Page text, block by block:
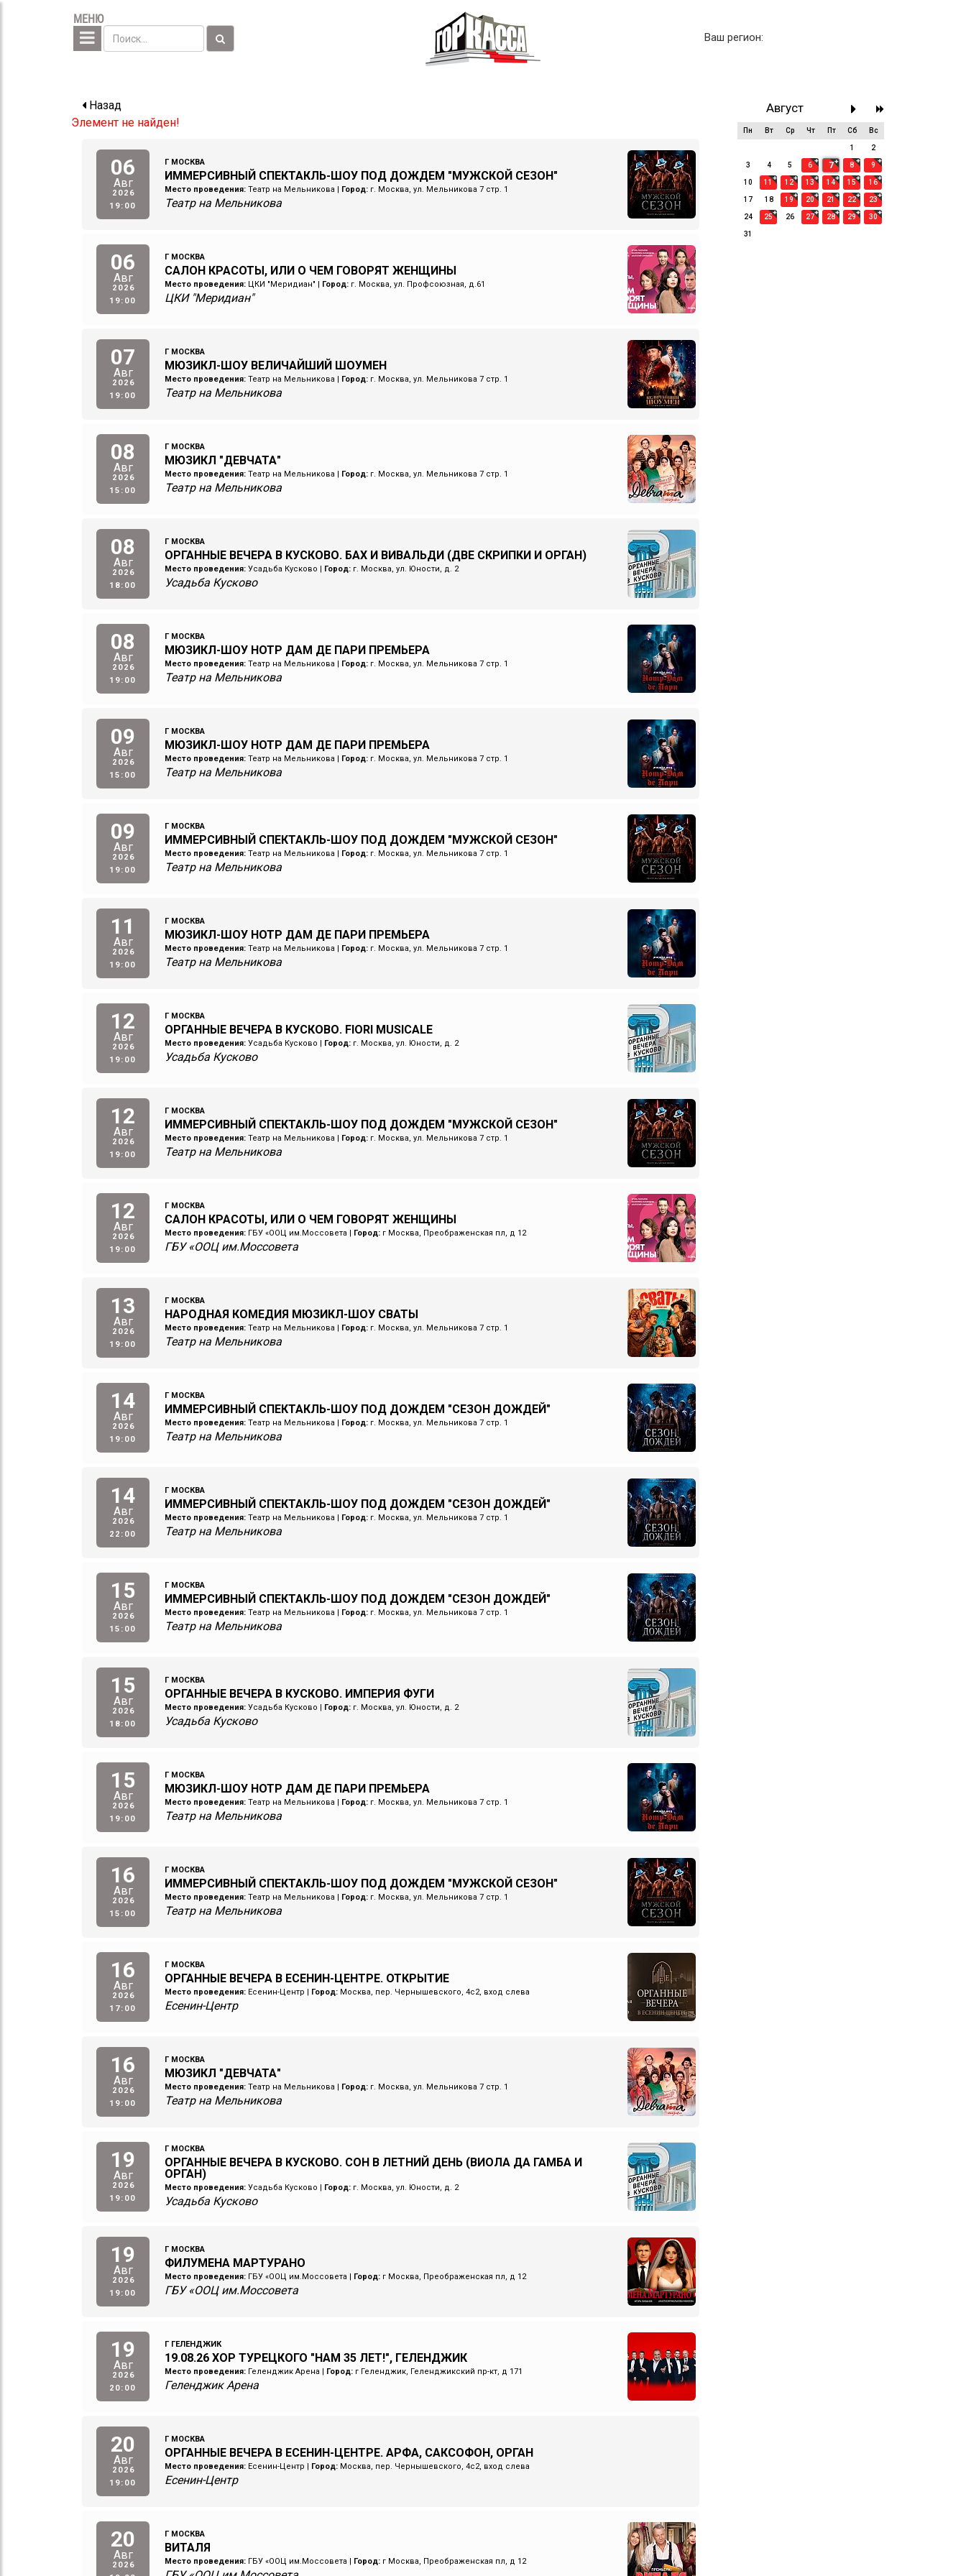
МЕНЮ
Ваш регион:
Август
Пн Вт Ср Чт Пт Сб Вс
1 2
3 4 5 6 7 8 9
10 11 12 13 14 15 16
17 18 19 20 21 22 23
24 25 26 27 28 29 30
31
Назад
Элемент не найден!
06
Авг
2026
19:00
Г МОСКВА
ИММЕРСИВНЫЙ СПЕКТАКЛЬ-ШОУ ПОД ДОЖДЕМ "МУЖСКОЙ СЕЗОН"
Место проведения:Театр на Мельникова | Город:г. Москва, ул. Мельникова 7 стр. 1
Театр на Мельникова
06
Авг
2026
19:00
Г МОСКВА
САЛОН КРАСОТЫ, ИЛИ О ЧЕМ ГОВОРЯТ ЖЕНЩИНЫ
Место проведения:ЦКИ "Меридиан" | Город:г. Москва, ул. Профсоюзная, д.61
ЦКИ "Меридиан"
07
Авг
2026
19:00
Г МОСКВА
МЮЗИКЛ-ШОУ ВЕЛИЧАЙШИЙ ШОУМЕН
Место проведения:Театр на Мельникова | Город:г. Москва, ул. Мельникова 7 стр. 1
Театр на Мельникова
08
Авг
2026
15:00
Г МОСКВА
МЮЗИКЛ "ДЕВЧАТА"
Место проведения:Театр на Мельникова | Город:г. Москва, ул. Мельникова 7 стр. 1
Театр на Мельникова
08
Авг
2026
18:00
Г МОСКВА
ОРГАННЫЕ ВЕЧЕРА В КУСКОВО. БАХ И ВИВАЛЬДИ (ДВЕ СКРИПКИ И ОРГАН)
Место проведения:Усадьба Кусково | Город:г. Москва, ул. Юности, д. 2
Усадьба Кусково
08
Авг
2026
19:00
Г МОСКВА
МЮЗИКЛ-ШОУ НОТР ДАМ ДЕ ПАРИ ПРЕМЬЕРА
Место проведения:Театр на Мельникова | Город:г. Москва, ул. Мельникова 7 стр. 1
Театр на Мельникова
09
Авг
2026
15:00
Г МОСКВА
МЮЗИКЛ-ШОУ НОТР ДАМ ДЕ ПАРИ ПРЕМЬЕРА
Место проведения:Театр на Мельникова | Город:г. Москва, ул. Мельникова 7 стр. 1
Театр на Мельникова
09
Авг
2026
19:00
Г МОСКВА
ИММЕРСИВНЫЙ СПЕКТАКЛЬ-ШОУ ПОД ДОЖДЕМ "МУЖСКОЙ СЕЗОН"
Место проведения:Театр на Мельникова | Город:г. Москва, ул. Мельникова 7 стр. 1
Театр на Мельникова
11
Авг
2026
19:00
Г МОСКВА
МЮЗИКЛ-ШОУ НОТР ДАМ ДЕ ПАРИ ПРЕМЬЕРА
Место проведения:Театр на Мельникова | Город:г. Москва, ул. Мельникова 7 стр. 1
Театр на Мельникова
12
Авг
2026
19:00
Г МОСКВА
ОРГАННЫЕ ВЕЧЕРА В КУСКОВО. FIORI MUSICALE
Место проведения:Усадьба Кусково | Город:г. Москва, ул. Юности, д. 2
Усадьба Кусково
12
Авг
2026
19:00
Г МОСКВА
ИММЕРСИВНЫЙ СПЕКТАКЛЬ-ШОУ ПОД ДОЖДЕМ "МУЖСКОЙ СЕЗОН"
Место проведения:Театр на Мельникова | Город:г. Москва, ул. Мельникова 7 стр. 1
Театр на Мельникова
12
Авг
2026
19:00
Г МОСКВА
САЛОН КРАСОТЫ, ИЛИ О ЧЕМ ГОВОРЯТ ЖЕНЩИНЫ
Место проведения:ГБУ «ООЦ им.Моссовета | Город:г Москва, Преображенская пл, д 12
ГБУ «ООЦ им.Моссовета
13
Авг
2026
19:00
Г МОСКВА
НАРОДНАЯ КОМЕДИЯ МЮЗИКЛ-ШОУ СВАТЫ
Место проведения:Театр на Мельникова | Город:г. Москва, ул. Мельникова 7 стр. 1
Театр на Мельникова
14
Авг
2026
19:00
Г МОСКВА
ИММЕРСИВНЫЙ СПЕКТАКЛЬ-ШОУ ПОД ДОЖДЕМ "СЕЗОН ДОЖДЕЙ"
Место проведения:Театр на Мельникова | Город:г. Москва, ул. Мельникова 7 стр. 1
Театр на Мельникова
14
Авг
2026
22:00
Г МОСКВА
ИММЕРСИВНЫЙ СПЕКТАКЛЬ-ШОУ ПОД ДОЖДЕМ "СЕЗОН ДОЖДЕЙ"
Место проведения:Театр на Мельникова | Город:г. Москва, ул. Мельникова 7 стр. 1
Театр на Мельникова
15
Авг
2026
15:00
Г МОСКВА
ИММЕРСИВНЫЙ СПЕКТАКЛЬ-ШОУ ПОД ДОЖДЕМ "СЕЗОН ДОЖДЕЙ"
Место проведения:Театр на Мельникова | Город:г. Москва, ул. Мельникова 7 стр. 1
Театр на Мельникова
15
Авг
2026
18:00
Г МОСКВА
ОРГАННЫЕ ВЕЧЕРА В КУСКОВО. ИМПЕРИЯ ФУГИ
Место проведения:Усадьба Кусково | Город:г. Москва, ул. Юности, д. 2
Усадьба Кусково
15
Авг
2026
19:00
Г МОСКВА
МЮЗИКЛ-ШОУ НОТР ДАМ ДЕ ПАРИ ПРЕМЬЕРА
Место проведения:Театр на Мельникова | Город:г. Москва, ул. Мельникова 7 стр. 1
Театр на Мельникова
16
Авг
2026
15:00
Г МОСКВА
ИММЕРСИВНЫЙ СПЕКТАКЛЬ-ШОУ ПОД ДОЖДЕМ "МУЖСКОЙ СЕЗОН"
Место проведения:Театр на Мельникова | Город:г. Москва, ул. Мельникова 7 стр. 1
Театр на Мельникова
16
Авг
2026
17:00
Г МОСКВА
ОРГАННЫЕ ВЕЧЕРА В ЕСЕНИН-ЦЕНТРЕ. ОТКРЫТИЕ
Место проведения:Есенин-Центр | Город:Москва, пер. Чернышевского, 4с2, вход слева
Есенин-Центр
16
Авг
2026
19:00
Г МОСКВА
МЮЗИКЛ "ДЕВЧАТА"
Место проведения:Театр на Мельникова | Город:г. Москва, ул. Мельникова 7 стр. 1
Театр на Мельникова
19
Авг
2026
19:00
Г МОСКВА
ОРГАННЫЕ ВЕЧЕРА В КУСКОВО. СОН В ЛЕТНИЙ ДЕНЬ (ВИОЛА ДА ГАМБА И
ОРГАН)
Место проведения:Усадьба Кусково | Город:г. Москва, ул. Юности, д. 2
Усадьба Кусково
19
Авг
2026
19:00
Г МОСКВА
ФИЛУМЕНА МАРТУРАНО
Место проведения:ГБУ «ООЦ им.Моссовета | Город:г Москва, Преображенская пл, д 12
ГБУ «ООЦ им.Моссовета
19
Авг
2026
20:00
Г ГЕЛЕНДЖИК
19.08.26 ХОР ТУРЕЦКОГО "НАМ 35 ЛЕТ!", ГЕЛЕНДЖИК
Место проведения:Геленджик Арена | Город:г Геленджик, Геленджикский пр-кт, д 171
Геленджик Арена
20
Авг
2026
19:00
Г МОСКВА
ОРГАННЫЕ ВЕЧЕРА В ЕСЕНИН-ЦЕНТРЕ. АРФА, САКСОФОН, ОРГАН
Место проведения:Есенин-Центр | Город:Москва, пер. Чернышевского, 4с2, вход слева
Есенин-Центр
20
Авг
2026
Г МОСКВА
ВИТАЛЯ
Место проведения:ГБУ «ООЦ им.Моссовета | Город:г Москва, Преображенская пл, д 12